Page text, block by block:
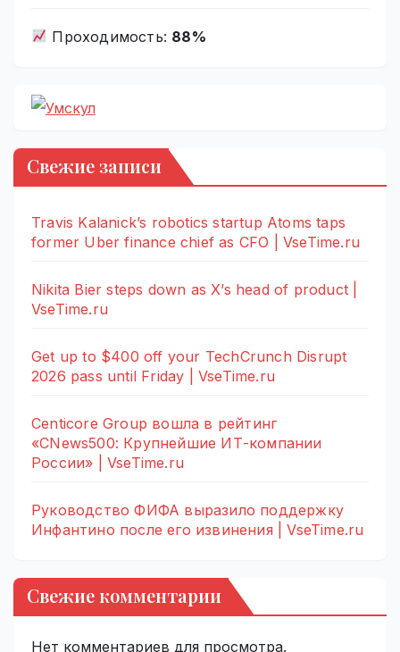
Проходимость: 88%
Свежие записи
Travis Kalanick’s robotics startup Atoms taps
former Uber finance chief as CFO | VseTime.ru
Nikita Bier steps down as X’s head of product |
VseTime.ru
Get up to $400 off your TechCrunch Disrupt
2026 pass until Friday | VseTime.ru
Centicore Group вошла в рейтинг
«CNews500: Крупнейшие ИТ-компании
России» | VseTime.ru
Руководство ФИФА выразило поддержку
Инфантино после его извинения | VseTime.ru
Свежие комментарии
Нет комментариев для просмотра.